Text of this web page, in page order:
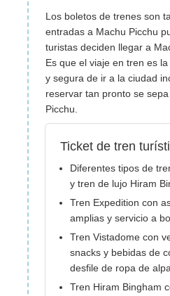
Los boletos de trenes son
entradas a Machu Picchu
turistas deciden llegar a
Es que el viaje en tren es
y segura de ir a la ciudad
reservar tan pronto se
Picchu.
Ticket de tren
Diferentes tipos de
y tren de lujo Hiram
Tren Expedition con
amplias y servicio a
Tren Vistadome con
snacks y bebidas de
desfile de ropa de
Tren Hiram Bingham